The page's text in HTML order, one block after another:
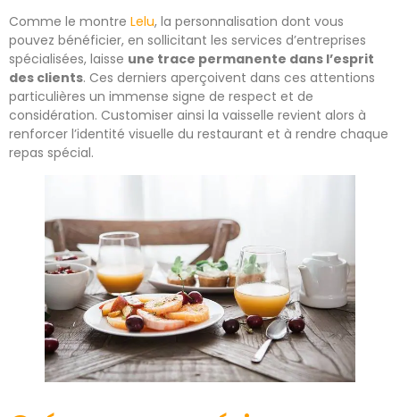
Comme le montre Lelu, la personnalisation dont vous
pouvez bénéficier, en sollicitant les services d’entreprises
spécialisées, laisse une trace permanente dans l’esprit
des clients. Ces derniers aperçoivent dans ces attentions
particulières un immense signe de respect et de
considération. Customiser ainsi la vaisselle revient alors à
renforcer l’identité visuelle du restaurant et à rendre chaque
repas spécial.